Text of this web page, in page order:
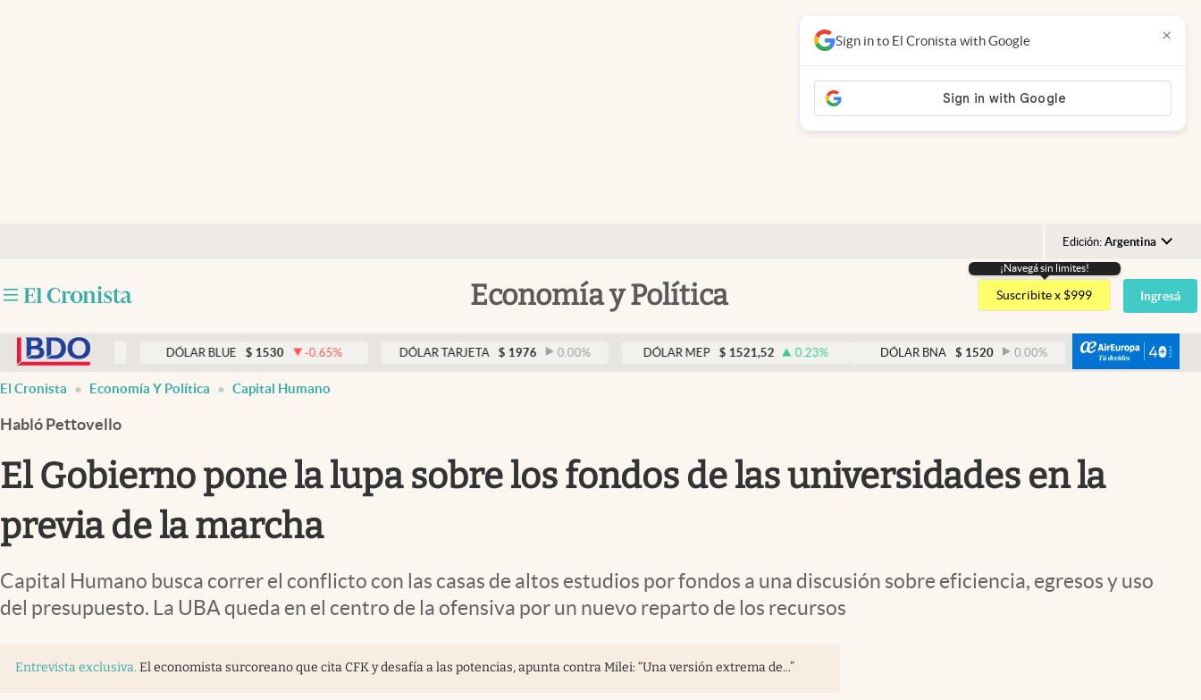
Edición: Argentina
Argentina
España
México
USA
Economía y Política
Otras secciones
Clima
Eventos Corporativos
El Cronista Studio
Mediakit
¡Navegá sin limites!
Suscribite x $999 Ingresá
0.00% DÓLAR BLUE $ 1530 -0.65 % DÓLAR TARJETA $ 1976 0.00% DÓLAR MEP $ 1521,52 0.23% DÓLAR BNA $ 1520 0.00% DÓLAR BLUE $ 1530
Sign in to El Cronista with Google ×
El Cronista Economía Y Política Capital Humano
Habló Pettovello
El Gobierno pone la lupa sobre los fondos de las universidades en la
previa de la marcha
Capital Humano busca correr el conflicto con las casas de altos estudios por fondos a una discusión sobre eficiencia, egresos y uso
del presupuesto. La UBA queda en el centro de la ofensiva por un nuevo reparto de los recursos
Entrevista exclusiva. El economista surcoreano que cita CFK y desafía a las potencias, apunta contra Milei: “Una versión extrema de...”